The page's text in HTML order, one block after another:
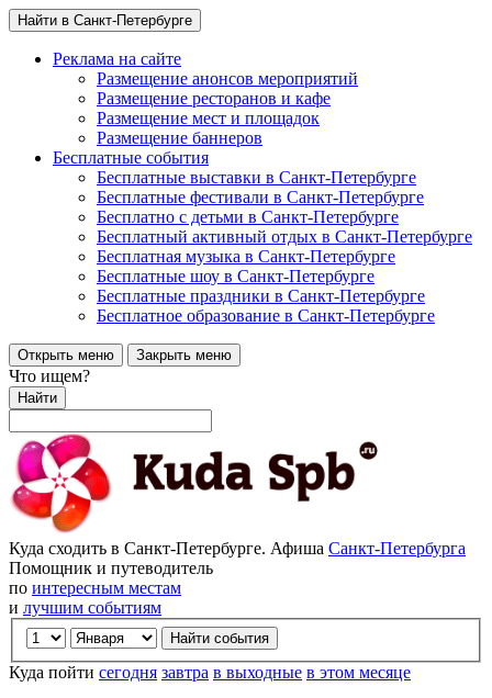
Найти в Санкт-Петербурге
Реклама на сайте
Размещение анонсов мероприятий
Размещение ресторанов и кафе
Размещение мест и площадок
Размещение баннеров
Бесплатные события
Бесплатные выставки в Санкт-Петербурге
Бесплатные фестивали в Санкт-Петербурге
Бесплатно с детьми в Санкт-Петербурге
Бесплатный активный отдых в Санкт-Петербурге
Бесплатная музыка в Санкт-Петербурге
Бесплатные шоу в Санкт-Петербурге
Бесплатные праздники в Санкт-Петербурге
Бесплатное образование в Санкт-Петербурге
Открыть меню Закрыть меню
Что ищем?
Найти
Куда сходить в Санкт-Петербурге. Афиша Санкт-Петербурга
Помощник и путеводитель
по интересным местам
и лучшим событиям
Куда пойти сегодня завтра в выходные в этом месяце